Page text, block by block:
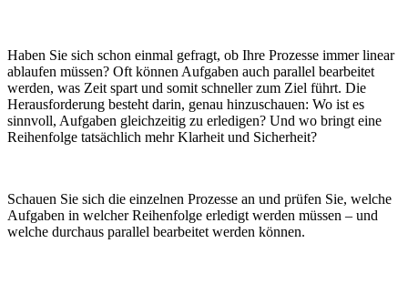
Haben Sie sich schon einmal gefragt, ob Ihre Prozesse immer linear
ablaufen müssen? Oft können Aufgaben auch parallel bearbeitet
werden, was Zeit spart und somit schneller zum Ziel führt. Die
Herausforderung besteht darin, genau hinzuschauen: Wo ist es
sinnvoll, Aufgaben gleichzeitig zu erledigen? Und wo bringt eine
Reihenfolge tatsächlich mehr Klarheit und Sicherheit?
Schauen Sie sich die einzelnen Prozesse an und prüfen Sie, welche
Aufgaben in welcher Reihenfolge erledigt werden müssen – und
welche durchaus parallel bearbeitet werden können.